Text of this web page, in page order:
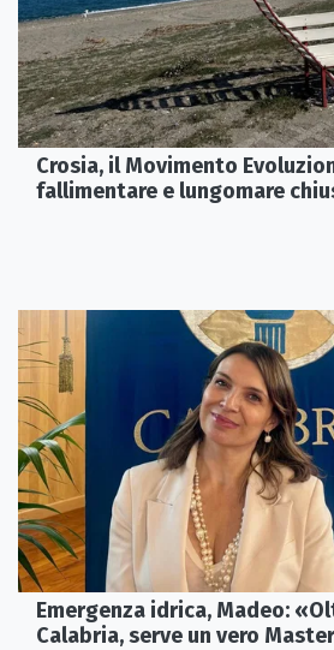
Crosia, il Movimento
fallimentare e lungomare
Emergenza idrica, Madeo:
Calabria, serve un vero